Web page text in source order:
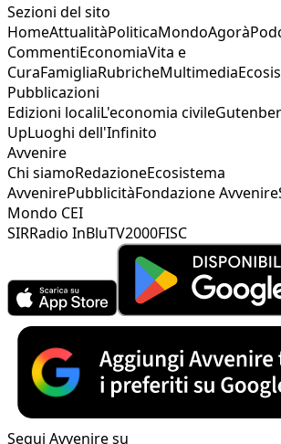
Sezioni del sito
HomeAttualitàPoliticaMondoAgorà
CommentiEconomiaVita e
CuraFamigliaRubricheMultimedia
Pubblicazioni
Edizioni localiL'economia civile
UpLuoghi dell'Infinito
Avvenire
Chi siamoRedazioneEcosistema
AvvenirePubblicitàFondazione Avvenire
Mondo CEI
SIRRadio InBluTV2000FISC
Segui Avvenire su